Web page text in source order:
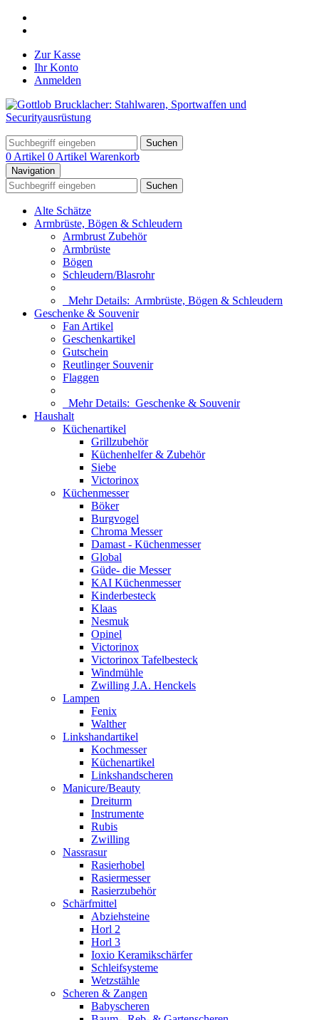
Zur Kasse
Ihr Konto
Anmelden
Suchen
0 Artikel 0 Artikel Warenkorb
Navigation
Suchen
Alte Schätze
Armbrüste, Bögen & Schleudern
Armbrust Zubehör
Armbrüste
Bögen
Schleudern/Blasrohr
Mehr Details: Armbrüste, Bögen & Schleudern
Geschenke & Souvenir
Fan Artikel
Geschenkartikel
Gutschein
Reutlinger Souvenir
Flaggen
Mehr Details: Geschenke & Souvenir
Haushalt
Küchenartikel
Grillzubehör
Küchenhelfer & Zubehör
Siebe
Victorinox
Küchenmesser
Böker
Burgvogel
Chroma Messer
Damast - Küchenmesser
Global
Güde- die Messer
KAI Küchenmesser
Kinderbesteck
Klaas
Nesmuk
Opinel
Victorinox
Victorinox Tafelbesteck
Windmühle
Zwilling J.A. Henckels
Lampen
Fenix
Walther
Linkshandartikel
Kochmesser
Küchenartikel
Linkshandscheren
Manicure/Beauty
Dreiturm
Instrumente
Rubis
Zwilling
Nassrasur
Rasierhobel
Rasiermesser
Rasierzubehör
Schärfmittel
Abziehsteine
Horl 2
Horl 3
Ioxio Keramikschärfer
Schleifsysteme
Wetzstähle
Scheren & Zangen
Babyscheren